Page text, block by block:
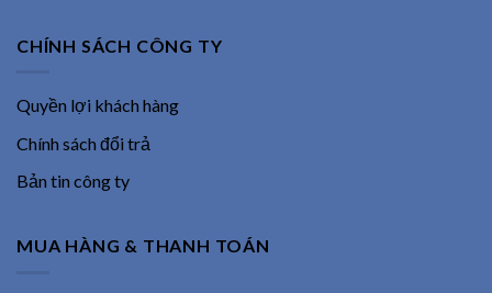
CHÍNH SÁCH CÔNG TY
Quyền lợi khách hàng
Chính sách đổi trả
Bản tin công ty
MUA HÀNG & THANH TOÁN